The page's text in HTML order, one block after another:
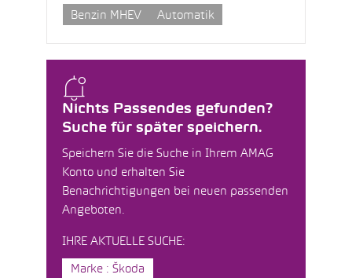
Nichts Passendes gefunden?
Suche für später speichern.
Speichern Sie die Suche in Ihrem AMAG
Konto und erhalten Sie
Benachrichtigungen bei neuen passenden
Angeboten.
IHRE AKTUELLE SUCHE:
Marke : Škoda
Benzin MHEV Automatik